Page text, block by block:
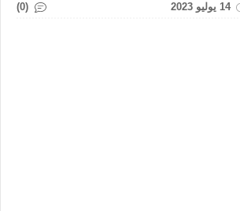
14 يوليو 2023 (0)